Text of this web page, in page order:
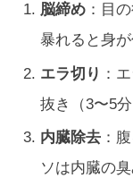
脳締め ：目
暴れると身
エラ切り ：
抜き（3〜5分
内臓除去 ：
ソは内臓の